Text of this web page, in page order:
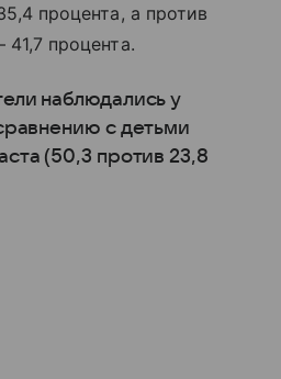
процента, а против
процента.
наблюдались у
с детьми
(50,3 против 23,8